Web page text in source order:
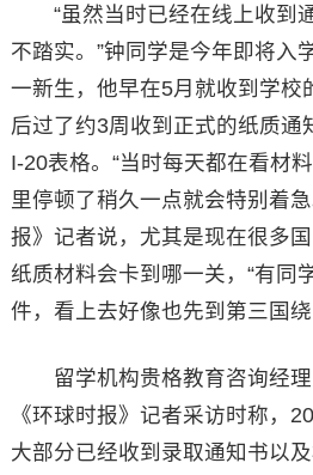
“虽然当时已经在线上收到
不踏实。”钟同学是今年即将入
一新生，他早在5月就收到学校
后过了约3周收到正式的纸质通
I-20表格。“当时每天都在看材
里停顿了稍久一点就会特别着
报》记者说，尤其是现在很多
纸质材料会卡到哪一关，“有同
件，看上去好像也先到第三国绕
留学机构贵格教育咨询经理
《环球时报》记者采访时称，
大部分已经收到录取通知书以